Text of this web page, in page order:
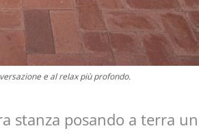
e al relax più profondo.
stanza posando a terra un